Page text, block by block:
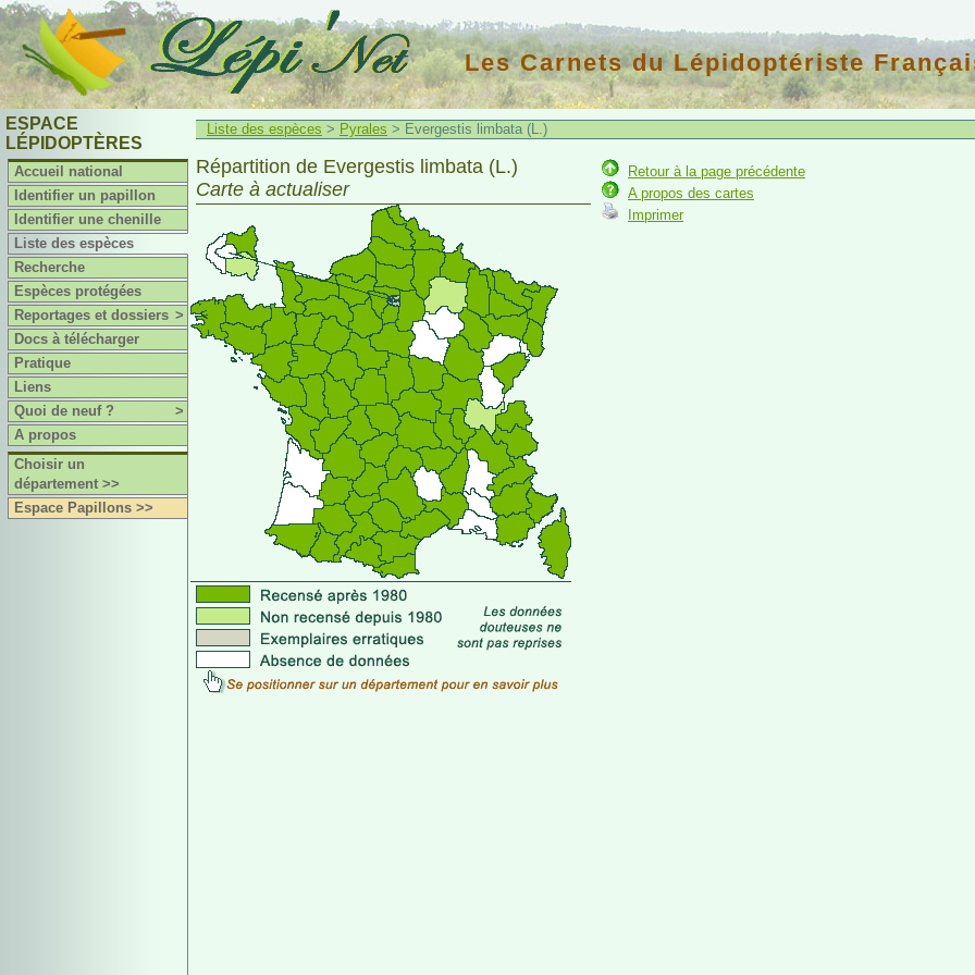
Les Carnets du Lépidoptériste
ESPACE
LÉPIDOPTÈRES
Accueil national
Identifier un papillon
Identifier une chenille
Liste des espèces
Recherche
Espèces protégées
Reportages et dossiers >
Docs à télécharger
Pratique
Liens
Quoi de neuf ?
>
A propos
Choisir un
département >>
Espace Papillons >>
Liste des espèces > Pyrales > Evergestis limbata (L.)
Répartition de Evergestis limbata (L.)
Carte à actualiser
Retour à la page précédente
A propos des cartes
Imprimer